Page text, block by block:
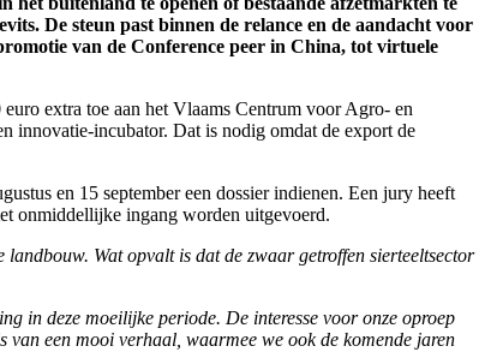
De steun past binnen de relance en de aandacht voor
van de Conference peer in China, tot virtuele
extra toe aan het Vlaams Centrum voor Agro- en
innovatie-incubator. Dat is nodig omdat de export de
en 15 september een dossier indienen. Een jury heeft
onmiddellijke ingang worden uitgevoerd.
Wat opvalt is dat de zwaar getroffen sierteeltsector
in deze moeilijke periode. De interesse voor onze oproep
een mooi verhaal, waarmee we ook de komende jaren